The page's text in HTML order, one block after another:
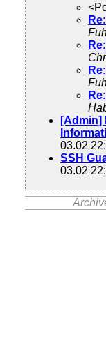
[Admin]
03.02
SSH
03.02